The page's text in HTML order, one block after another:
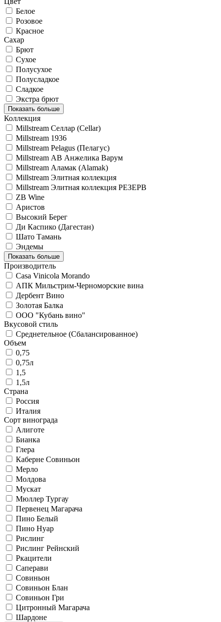
Белое
Розовое
Красное
Сахар
Брют
Сухое
Полусухое
Полусладкое
Сладкое
Экстра брют
Показать больше
Коллекция
Millstream Селлар (Cellar)
Millstream 1936
Millstream Pelagus (Пелагус)
Millstream АВ Анжелика Варум
Millstream Аламак (Alamak)
Millstream Элитная коллекция
Millstream Элитная коллекция РЕЗЕРВ
ZB Wine
Аристов
Высокий Берег
Ди Каспико (Дагестан)
Шато Тамань
Эндемы
Показать больше
Производитель
Casa Vinicola Morando
АПК Мильстрим-Черноморские вина
Дербент Вино
Золотая Балка
ООО "Кубань вино"
Вкусовой стиль
Среднетельное (Сбалансированное)
Объем
0,75
0,75л
1,5
1,5л
Страна
Россия
Италия
Сорт винограда
Алиготе
Бианка
Глера
Каберне Совиньон
Мерло
Молдова
Мускат
Мюллер Тургау
Первенец Магарача
Пино Белый
Пино Нуар
Рислинг
Рислинг Рейнский
Ркацители
Саперави
Совиньон
Совиньон Блан
Совиньон Гри
Цитронный Магарача
Шардоне